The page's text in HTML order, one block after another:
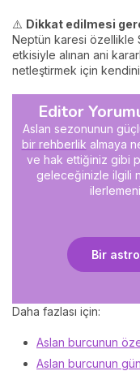
⚠️ Dikkat edilmesi
Neptün karesi özellikle
etkisiyle alınan ani
netleştirmek için
Editor
Aslan sezonunun
bir rehberlik almaya
ve hak ettiğiniz gibi
geleceğinizle ilgili
Bir
Daha fazlası için:
Aslan burcunun
Aslan burcunun